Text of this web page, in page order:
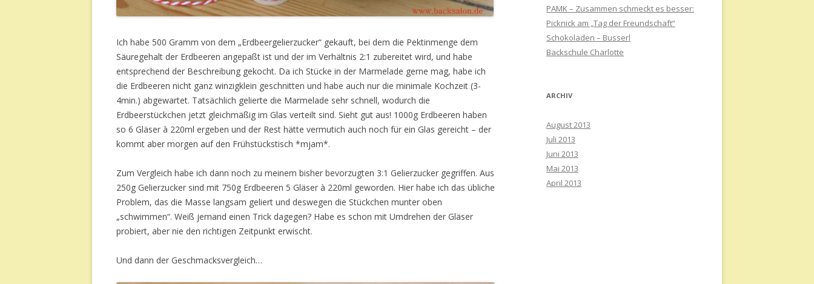
Ich habe 500 Gramm von dem „Erdbeergelierzucker“ gekauft, bei dem die Pektinmenge dem
Säuregehalt der Erdbeeren angepaßt ist und der im Verhältnis 2:1 zubereitet wird, und habe
entsprechend der Beschreibung gekocht. Da ich Stücke in der Marmelade gerne mag, habe ich
die Erdbeeren nicht ganz winzigklein geschnitten und habe auch nur die minimale Kochzeit (3-
4min.) abgewartet. Tatsächlich gelierte die Marmelade sehr schnell, wodurch die
Erdbeerstückchen jetzt gleichmäßig im Glas verteilt sind. Sieht gut aus! 1000g Erdbeeren haben
so 6 Gläser à 220ml ergeben und der Rest hätte vermutich auch noch für ein Glas gereicht – der
kommt aber morgen auf den Frühstückstisch *mjam*.
Zum Vergleich habe ich dann noch zu meinem bisher bevorzugten 3:1 Gelierzucker gegriffen. Aus
250g Gelierzucker sind mit 750g Erdbeeren 5 Gläser à 220ml geworden. Hier habe ich das übliche
Problem, das die Masse langsam geliert und deswegen die Stückchen munter oben
„schwimmen“. Weiß jemand einen Trick dagegen? Habe es schon mit Umdrehen der Gläser
probiert, aber nie den richtigen Zeitpunkt erwischt.
Und dann der Geschmacksvergleich…
PAMK – Zusammen schmeckt es besser:
Picknick am „Tag der Freundschaft“
Schokoladen – Busserl
Backschule Charlotte
ARCHIV
August 2013
Juli 2013
Juni 2013
Mai 2013
April 2013